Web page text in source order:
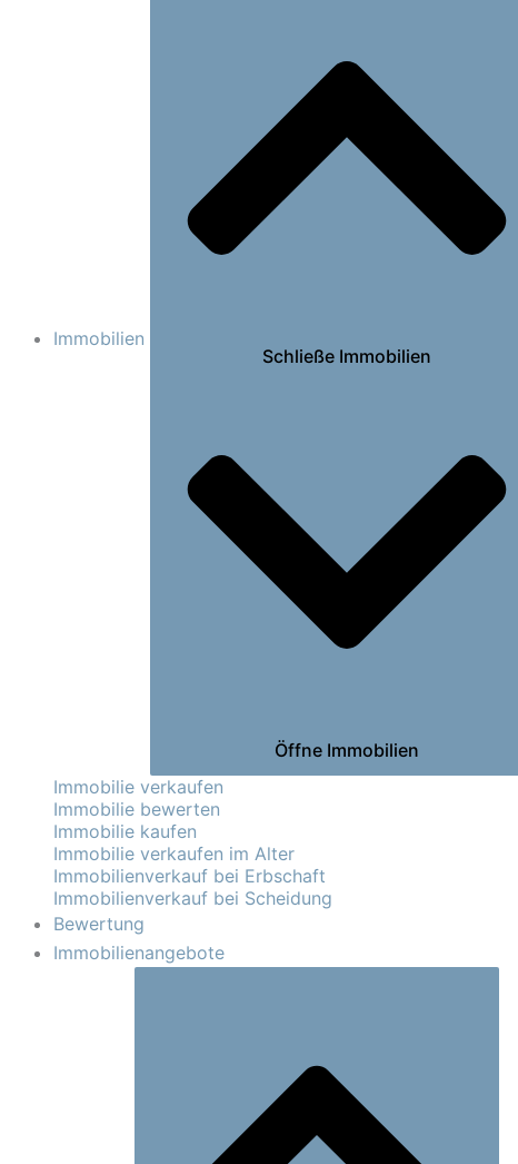
Immobilien
Schließe Immobilien
Öffne Immobilien
Immobilie verkaufen
Immobilie bewerten
Immobilie kaufen
Immobilie verkaufen im Alter
Immobilienverkauf bei Erbschaft
Immobilienverkauf bei Scheidung
Bewertung
Immobilienangebote